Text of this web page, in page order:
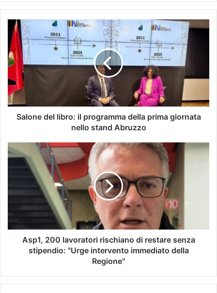
Salone del libro: il programma della prima giornata
nello stand Abruzzo
Asp1, 200 lavoratori rischiano di restare senza
stipendio: "Urge intervento immediato della
Regione"